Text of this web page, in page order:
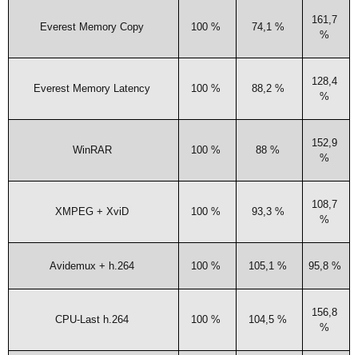
Ever­est Memo­ry Copy 100 % 74,1 %
161,7
%
Ever­est Memo­ry Latency 100 % 88,2 %
128,4
%
Win­RAR 100 % 88 %
152,9
%
XMPEG + XviD 100 % 93,3 %
108,7
%
Avi­de­mux + h.264 100 % 105,1 % 95,8 %
CPU-Last h.264 100 % 104,5 %
156,8
%